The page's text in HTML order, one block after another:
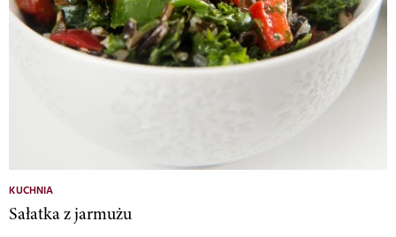
KUCHNIA
Sałatka z jarmużu